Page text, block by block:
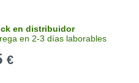
en distribuidor
en 2-3 días laborables
€